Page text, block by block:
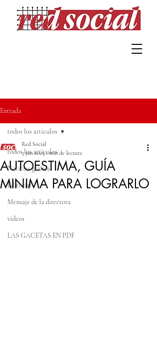
Entrada
todos los articulos
Noticias gráficas
Editorial
Mensaje de la directora
videos
LAS GACETAS EN PDF
todos los articulos
AUTOESTIMA, GUÍA
MINIMA PARA LOGRARLO
Red Social
5 jun 2023 1 min de lectura